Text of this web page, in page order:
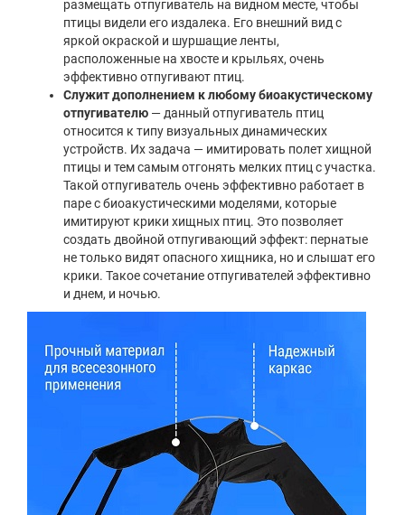
размещать отпугиватель на видном месте, чтобы
птицы видели его издалека. Его внешний вид с
яркой окраской и шуршащие ленты,
расположенные на хвосте и крыльях, очень
эффективно отпугивают птиц.
Служит дополнением к любому биоакустическому
отпугивателю — данный отпугиватель птиц
относится к типу визуальных динамических
устройств. Их задача — имитировать полет хищной
птицы и тем самым отгонять мелких птиц с участка.
Такой отпугиватель очень эффективно работает в
паре с биоакустическими моделями, которые
имитируют крики хищных птиц. Это позволяет
создать двойной отпугивающий эффект: пернатые
не только видят опасного хищника, но и слышат его
крики. Такое сочетание отпугивателей эффективно
и днем, и ночью.